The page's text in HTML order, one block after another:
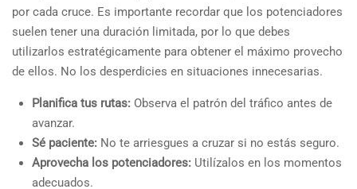
por cada cruce. Es importante recordar que los potenciadores
suelen tener una duración limitada, por lo que debes
utilizarlos estratégicamente para obtener el máximo provecho
de ellos. No los desperdicies en situaciones innecesarias.
Planifica tus rutas: Observa el patrón del tráfico antes de
avanzar.
Sé paciente: No te arriesgues a cruzar si no estás seguro.
Aprovecha los potenciadores: Utilízalos en los momentos
adecuados.